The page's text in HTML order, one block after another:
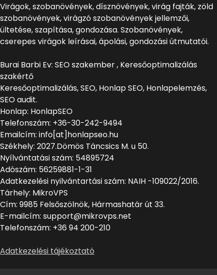
Virágok, szobanövények, dísznövények, virág fajták, zöld
szobanövények, virágzó szobanövények jellemzői,
ültetése, szapítása, gondozása. Szobanövények,
cserepes virágok leírásai, ápolási, gondozási útmutatói.
Burai Barbi Ev: SEO szakember , Keresőoptimalizálás
szakértő
Keresőoptimalizálás, SEO, Honlap SEO, Honlapelemzés,
SEO audit.
Honlap: HonlapSEO
Telefonszám: +36-30-242-9494
Emailcím: info[at]honlapseo.hu
Székhely: 2027.Dömös Táncsics M. u 50.
Nyílvántatási szám: 54895724
Adószám: 56259881-1-31
Adatkezelési nyilvántartási szám: NAIH -109022/2016.
Tárhely: MikroVPS
Cím: 9985 Felsőszölnök, Hármashatár út 33.
E-mailcím: support@mikrovps.net
Telefonszám: +36 94 200-210
Adatkezelési tájékoztató